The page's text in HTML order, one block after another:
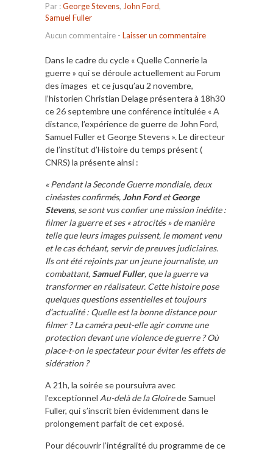
Par :George Stevens, John Ford,
Samuel Fuller
Aucun commentaire - Laisser un commentaire
Dans le cadre du cycle « Quelle Connerie la
guerre » qui se déroule actuellement au Forum
des images et ce jusqu’au 2 novembre,
l’historien Christian Delage présentera à 18h30
ce 26 septembre une conférence intitulée « A
distance, l’expérience de guerre de John Ford,
Samuel Fuller et George Stevens ». Le directeur
de l’institut d’Histoire du temps présent (
CNRS) la présente ainsi :
« Pendant la Seconde Guerre mondiale, deux
cinéastes confirmés,John FordetGeorge
Stevens, se sont vus confier une mission inédite :
filmer la guerre et ses « atrocités » de manière
telle que leurs images puissent, le moment venu
et le cas échéant, servir de preuves judiciaires.
Ils ont été rejoints par un jeune journaliste, un
combattant,Samuel Fuller, que la guerre va
transformer en réalisateur. Cette histoire pose
quelques questions essentielles et toujours
d’actualité : Quelle est la bonne distance pour
filmer ? La caméra peut-elle agir comme une
protection devant une violence de guerre ? Où
place-t-on le spectateur pour éviter les effets de
sidération ?
A 21h, la soirée se poursuivra avec
l’exceptionnel Au-delà de la Gloirede Samuel
Fuller, qui s’inscrit bien évidemment dans le
prolongement parfait de cet exposé.
Pour découvrir l’intégralité du programme de ce